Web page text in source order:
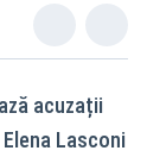
acuzații
Lasconi